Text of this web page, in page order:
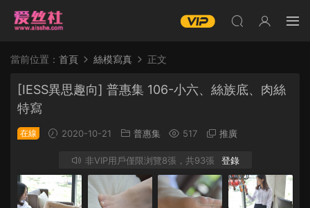
當前位置： 首頁 絲模寫真 正文
[IESS異思趣向] 普惠集 106-小六、絲族底、肉絲
特寫
在線 2020-10-21 普惠集 517 推廣
非VIP用戶僅限浏覽8張，共93張 登錄